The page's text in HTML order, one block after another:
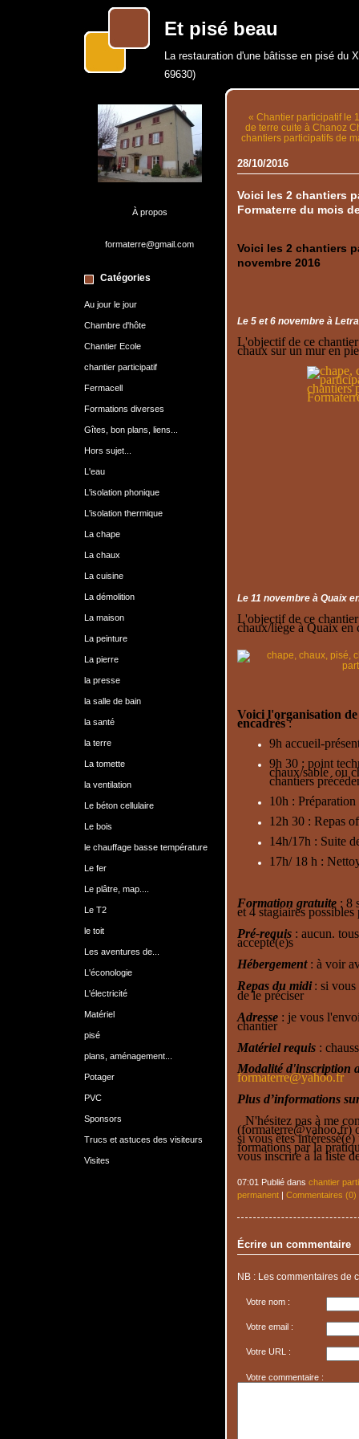
Et pisé beau
La restauration d'une bâtisse en pisé du
69630)
À propos
formaterre@gmail.com
Catégories
Au jour le jour
Chambre d'hôte
Chantier Ecole
chantier participatif
Fermacell
Formations diverses
Gîtes, bon plans, liens...
Hors sujet...
L'eau
L'isolation phonique
L'isolation thermique
La chape
La chaux
La cuisine
La démolition
La maison
La peinture
La pierre
la presse
la salle de bain
la santé
la terre
La tomette
la ventilation
Le béton cellulaire
Le bois
le chauffage basse température
Le fer
Le plâtre, map....
Le T2
le toit
Les aventures de...
L'éconologie
L'électricité
Matériel
pisé
plans, aménagement...
Potager
PVC
Sponsors
Trucs et astuces des visiteurs
Visites
« Chantier participatif le
de terre cuite à Chanoz
chantiers participatifs de
28/10/2016
Voici les 2 chantiers
Formaterre du mois
Voici les 2 chantiers
novembre 2016
Le 5 et 6 novembre à Letra
L'objectif de ce
chaux sur un mur en
Le 11 novembre à Quaix
L'objectif de ce
chaux/liège à Quaix en
Voici l'organisation
encadrés:
9h accueil-
9h 30 : point
chaux/sable ou
chantiers
10h :
12h 30 : Repas
14h/17h : Suite
17h/ 18 h :
Formation gratuite: 8
et 4 stagiaires
Pré-requis: aucun.
accepté(e)s
Hébergement: à voir
Repas du midi : si
de le préciser
Adresse: je vous
chantier
Matériel requis:
Modalité d'inscription
formaterre@yahoo.fr
Plus d’informations
N'hésitez pas à me
(formaterre@yahoo.fr)
si vous êtes
formations par la
vous inscrire à la liste
07:01 Publié dans chantier
permanent| Commentaires (0)
Écrire un commentaire
NB : Les commentaires de
Votre nom :
Votre email :
Votre URL :
Votre commentaire :